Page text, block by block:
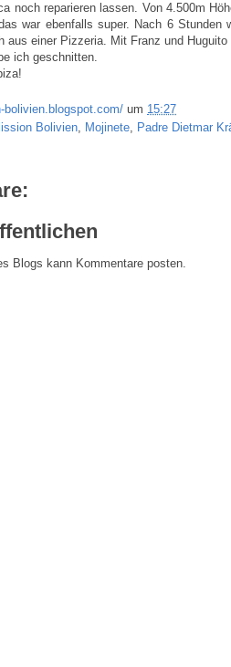
noch reparieren lassen. Von 4.500m
war ebenfalls super. Nach 6 Stunden
aus einer Pizzeria. Mit Franz und
ich geschnitten.
bolivien.blogspot.com/ um 15:27
Bolivien Mojinete Padre Dietmar
Blogs kann Kommentare posten.